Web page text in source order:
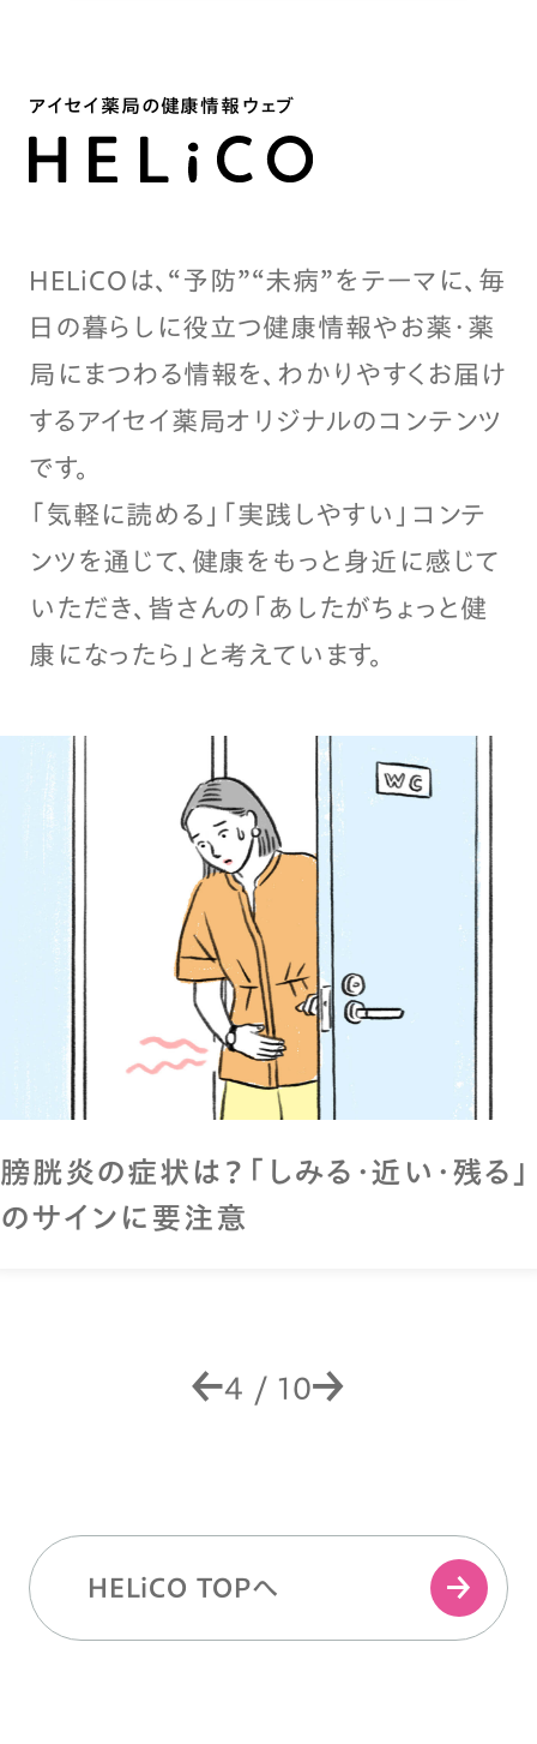
アイセイ薬局の健康情報ウェブ
HELiCOは、“予防”“未病”をテーマに、毎
日の暮らしに役立つ健康情報やお薬・薬
局にまつわる情報を、わかりやすくお届け
するアイセイ薬局オリジナルのコンテンツ
です。
「気軽に読める」「実践しやすい」コンテ
ンツを通じて、健康をもっと身近に感じて
いただき、皆さんの「あしたがちょっと健
康になったら」と考えています。
膀胱炎の症状は？「しみる・近い・残る」
のサインに要注意
4 / 10
HELiCO TOPへ